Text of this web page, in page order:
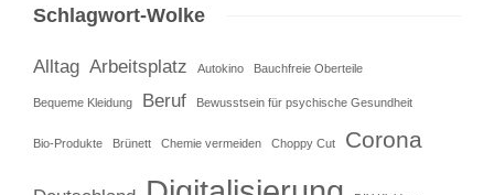
Schlagwort-Wolke
Alltag Arbeitsplatz Autokino Bauchfreie Oberteile
Bequeme Kleidung Beruf Bewusstsein für psychische Gesundheit
Bio-Produkte Brünett Chemie vermeiden Choppy Cut Corona